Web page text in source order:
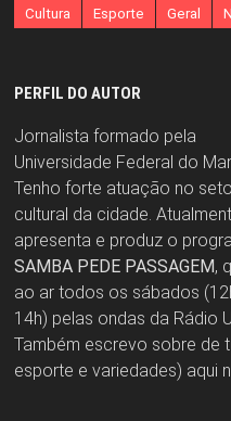
Cultura Esporte Geral
PERFIL DO AUTOR
Jornalista formado pela
Universidade Federal do
Tenho forte atuação no
cultural da cidade.
apresenta e produz o
SAMBA PEDE PASSAGEM,
ao ar todos os sábados
14h) pelas ondas da Rádio
Também escrevo sobre de
esporte e variedades) aqui